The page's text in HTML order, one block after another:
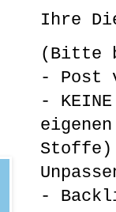
Ihre
(Bitte
- Post
-
-